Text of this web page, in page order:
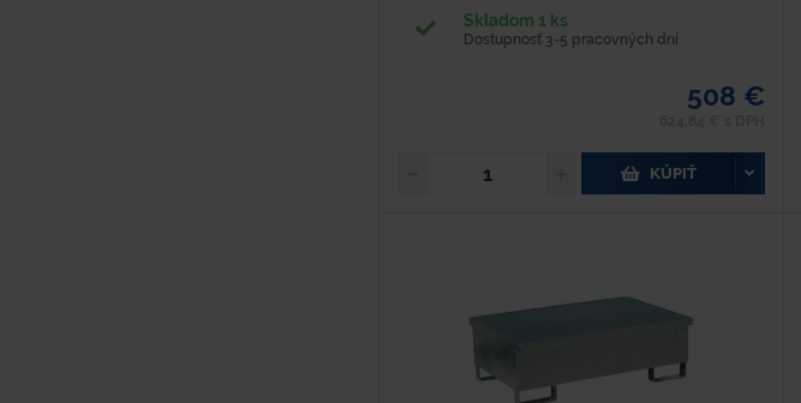
200 kg Objem - 270 l -...
Skladom 1 ks
Dostupnosť 3-5 pracovných dní
508 €
KÚPIŤ